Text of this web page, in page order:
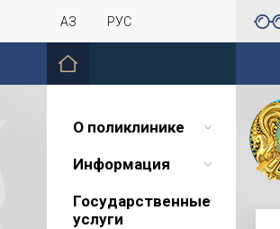
ҚАЗ РУС
О поликлинике
Информация
Государственные
услуги